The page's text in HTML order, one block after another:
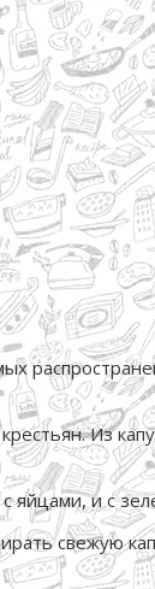
Из
яйцами, и с
свежую